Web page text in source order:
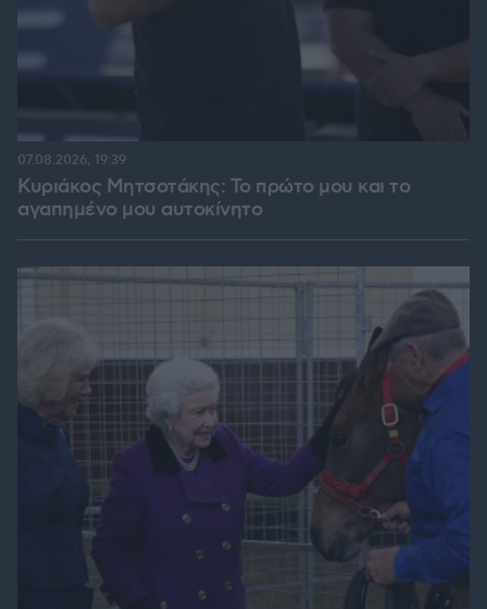
Κυριάκος Μητσοτάκης: Το πρώτο μου και το
αγαπημένο μου αυτοκίνητο
07.08.2026, 19:39